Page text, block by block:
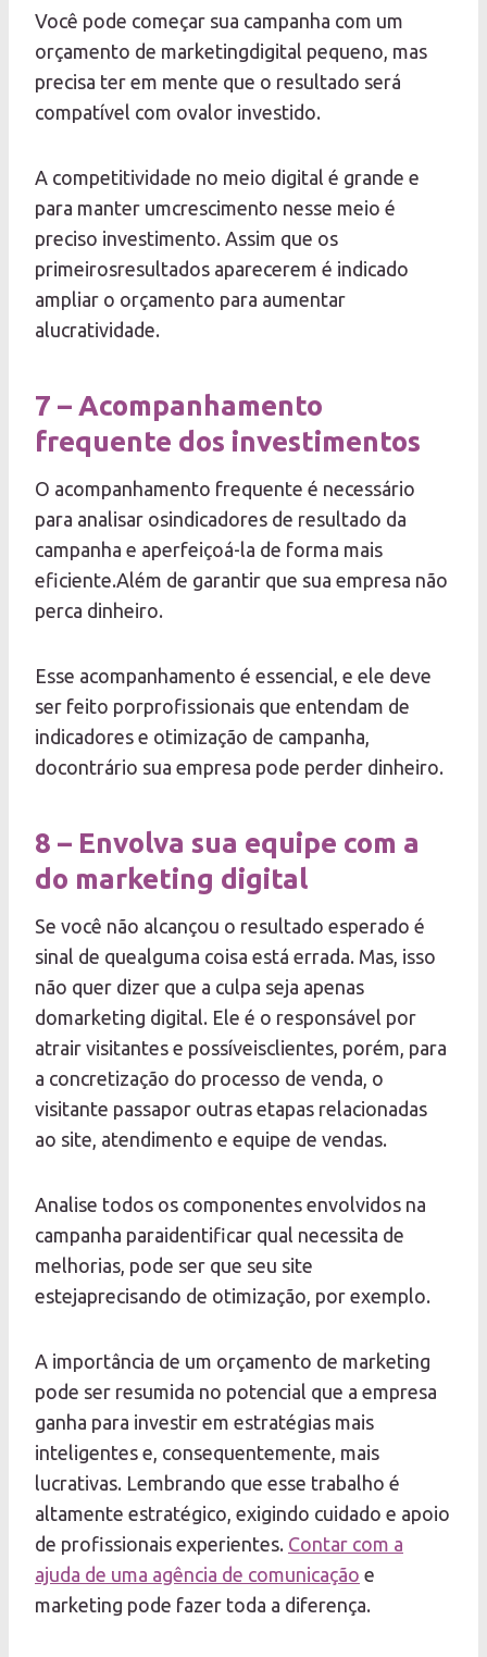
Você pode começar sua campanha com um
orçamento de marketingdigital pequeno, mas
precisa ter em mente que o resultado será
compatível com ovalor investido.
A competitividade no meio digital é grande e
para manter umcrescimento nesse meio é
preciso investimento. Assim que os
primeirosresultados aparecerem é indicado
ampliar o orçamento para aumentar
alucratividade.
7 – Acompanhamento
frequente dos investimentos
O acompanhamento frequente é necessário
para analisar osindicadores de resultado da
campanha e aperfeiçoá-la de forma mais
eficiente.Além de garantir que sua empresa não
perca dinheiro.
Esse acompanhamento é essencial, e ele deve
ser feito porprofissionais que entendam de
indicadores e otimização de campanha,
docontrário sua empresa pode perder dinheiro.
8 – Envolva sua equipe com a
do marketing digital
Se você não alcançou o resultado esperado é
sinal de quealguma coisa está errada. Mas, isso
não quer dizer que a culpa seja apenas
domarketing digital. Ele é o responsável por
atrair visitantes e possíveisclientes, porém, para
a concretização do processo de venda, o
visitante passapor outras etapas relacionadas
ao site, atendimento e equipe de vendas.
Analise todos os componentes envolvidos na
campanha paraidentificar qual necessita de
melhorias, pode ser que seu site
estejaprecisando de otimização, por exemplo.
A importância de um orçamento de marketing
pode ser resumida no potencial que a empresa
ganha para investir em estratégias mais
inteligentes e, consequentemente, mais
lucrativas. Lembrando que esse trabalho é
altamente estratégico, exigindo cuidado e apoio
de profissionais experientes. Contar com a
ajuda de uma agência de comunicação e
marketing pode fazer toda a diferença.